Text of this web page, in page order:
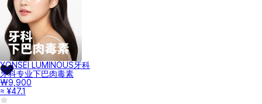
YONSEI LUMINOUS牙科
牙科专业下巴肉毒素
₩9,900
≈ ¥47.1